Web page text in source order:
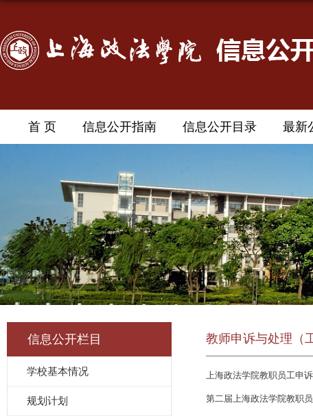
首 页 信息公开指南 信息公开目录 最新
信息公开栏目
学校基本情况
规划计划
教师申诉与处理（
上海政法学院教职员工申
第二届上海政法学院教职